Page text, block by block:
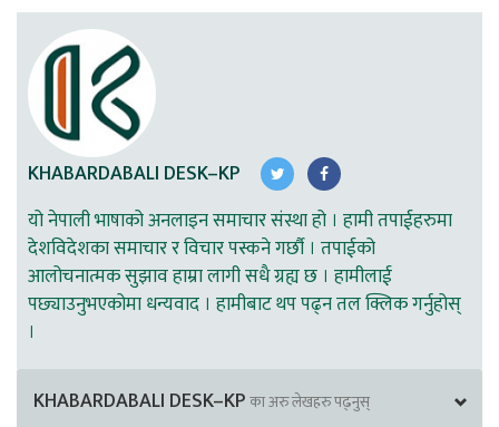
KHABARDABALI DESK–KP
यो नेपाली भाषाको अनलाइन समाचार संस्था हो । हामी तपाईहरुमा
देशविदेशका समाचार र विचार पस्कने गर्छौ । तपाईको
आलोचनात्मक सुझाव हाम्रा लागी सधै ग्रह्य छ । हामीलाई
पछ्याउनुभएकोमा धन्यवाद । हामीबाट थप पढ्न तल क्लिक गर्नुहोस्
।
KHABARDABALI DESK–KPका अरु लेखहरु पढ्नुस्